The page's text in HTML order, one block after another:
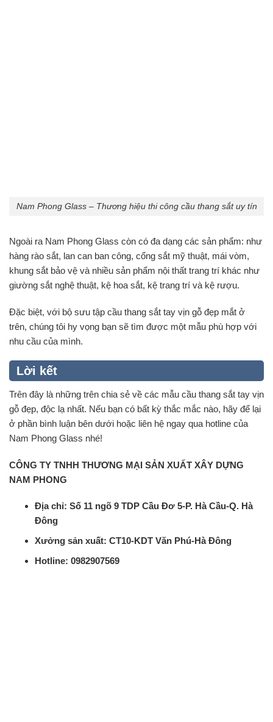
Nam Phong Glass – Thương hiệu thi công cầu thang sắt uy tín
Ngoài ra Nam Phong Glass còn có đa dạng các sản phẩm: như
hàng rào sắt, lan can ban công, cổng sắt mỹ thuật, mái vòm,
khung sắt bảo vệ và nhiều sản phẩm nội thất trang trí khác như
giường sắt nghệ thuật, kệ hoa sắt, kệ trang trí và kệ rượu.
Đặc biệt, với bộ sưu tập cầu thang sắt tay vịn gỗ đẹp mắt ở
trên, chúng tôi hy vọng bạn sẽ tìm được một mẫu phù hợp với
nhu cầu của mình.
Lời kết
Trên đây là những trên chia sẻ về các mẫu cầu thang sắt tay vịn
gỗ đẹp, độc lạ nhất. Nếu bạn có bất kỳ thắc mắc nào, hãy để lại
ở phần bình luận bên dưới hoặc liên hệ ngay qua hotline của
Nam Phong Glass nhé!
CÔNG TY TNHH THƯƠNG MẠI SẢN XUẤT XÂY DỰNG
NAM PHONG
Địa chỉ: Số 11 ngõ 9 TDP Cầu Đơ 5-P. Hà Cầu-Q. Hà
Đông
Xưởng sản xuất: CT10-KDT Văn Phú-Hà Đông
Hotline: 0982907569